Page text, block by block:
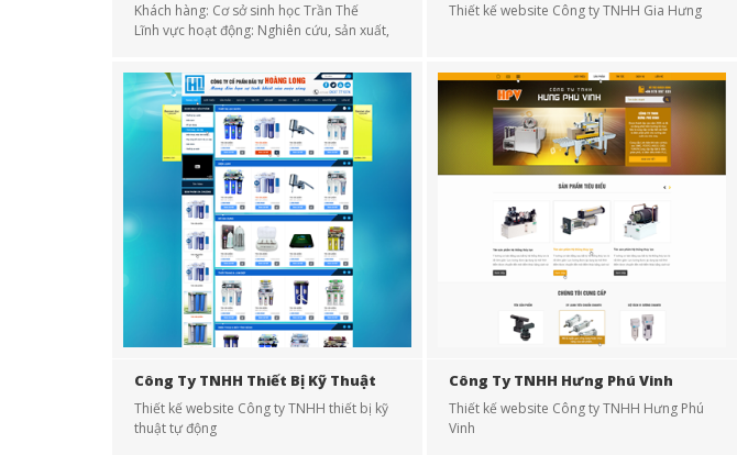
Khách hàng: Cơ sở sinh học Trần Thế
Lĩnh vực hoạt động: Nghiên cứu, sản xuất,
Thiết kế website Công ty TNHH Gia Hưng
Công Ty TNHH Thiết Bị Kỹ Thuật
Tự Động
Thiết kế website Công ty TNHH thiết bị kỹ
thuật tự động
Công Ty TNHH Hưng Phú Vinh
Thiết kế website Công ty TNHH Hưng Phú
Vinh